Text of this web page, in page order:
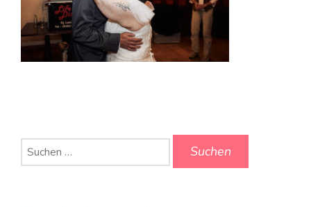
Suchen
nach: